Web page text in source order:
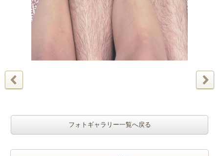
フォトギャラリー一覧へ戻る